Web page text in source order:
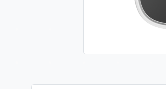
Tieto cookies sú potrebné na správne
webovej stránky a bez nich by nebolo